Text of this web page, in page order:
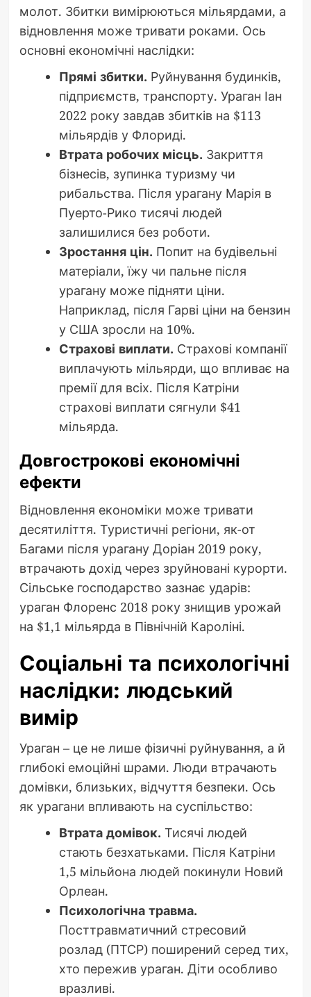
молот. Збитки вимірюються мільярдами, а
відновлення може тривати роками. Ось
основні економічні наслідки:
Прямі збитки. Руйнування будинків,
підприємств, транспорту. Ураган Іан
2022 року завдав збитків на $113
мільярдів у Флориді.
Втрата робочих місць. Закриття
бізнесів, зупинка туризму чи
рибальства. Після урагану Марія в
Пуерто-Рико тисячі людей
залишилися без роботи.
Зростання цін. Попит на будівельні
матеріали, їжу чи пальне після
урагану може підняти ціни.
Наприклад, після Гарві ціни на бензин
у США зросли на 10%.
Страхові виплати. Страхові компанії
виплачують мільярди, що впливає на
премії для всіх. Після Катріни
страхові виплати сягнули $41
мільярда.
Довгострокові економічні
ефекти
Відновлення економіки може тривати
десятиліття. Туристичні регіони, як-от
Багами після урагану Доріан 2019 року,
втрачають дохід через зруйновані курорти.
Сільське господарство зазнає ударів:
ураган Флоренс 2018 року знищив урожай
на $1,1 мільярда в Північній Кароліні.
Соціальні та психологічні
наслідки: людський
вимір
Ураган – це не лише фізичні руйнування, а й
глибокі емоційні шрами. Люди втрачають
домівки, близьких, відчуття безпеки. Ось
як урагани впливають на суспільство:
Втрата домівок. Тисячі людей
стають безхатьками. Після Катріни
1,5 мільйона людей покинули Новий
Орлеан.
Психологічна травма.
Посттравматичний стресовий
розлад (ПТСР) поширений серед тих,
хто пережив ураган. Діти особливо
вразливі.